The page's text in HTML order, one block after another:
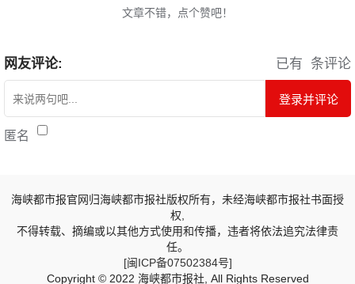
文章不错，点个赞吧！
网友评论: 已有 条评论
登录并评论
匿名
海峡都市报官网归海峡都市报社版权所有，未经海峡都市报社书面授
权,
不得转载、摘编或以其他方式使用和传播，违者将依法追究法律责
任。
[闽ICP备07502384号]
Copyright © 2022 海峡都市报社, All Rights Reserved